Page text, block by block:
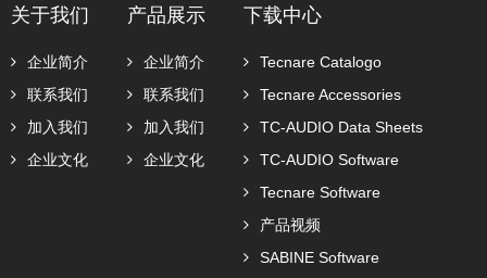
关于我们
企业简介
联系我们
加入我们
企业文化
产品展示
企业简介
联系我们
加入我们
企业文化
下载中心
Tecnare Catalogo
Tecnare Accessories
TC-AUDIO Data Sheets
TC-AUDIO Software
Tecnare Software
产品视频
SABINE Software